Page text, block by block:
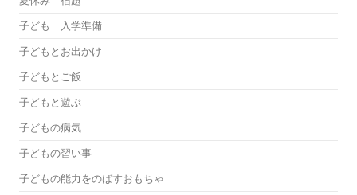
子ども 入学準備
子どもとお出かけ
子どもとご飯
子どもと遊ぶ
子どもの病気
子どもの習い事
子どもの能力をのばすおもちゃ